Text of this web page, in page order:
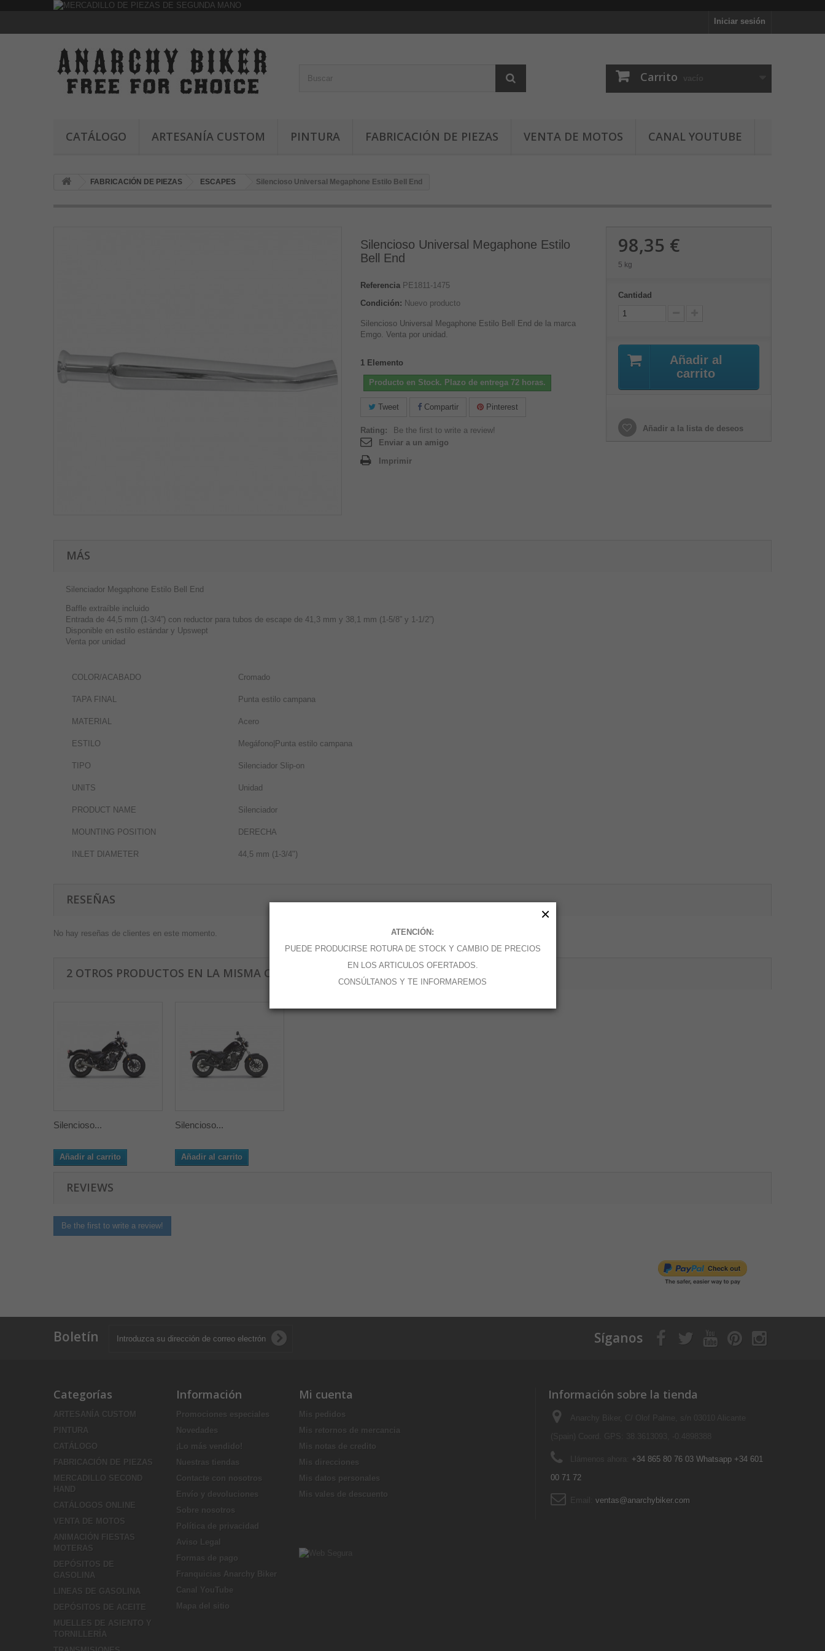
Iniciar sesión
Carrito vacío
CATÁLOGO ARTESANÍA CUSTOM PINTURA FABRICACIÓN DE PIEZAS VENTA DE MOTOS CANAL YOUTUBE
FABRICACIÓN DE PIEZAS ESCAPES Silencioso Universal Megaphone Estilo Bell End
Silencioso Universal Megaphone Estilo
Bell End
Referencia PE1811-1475
Condición: Nuevo producto
Silencioso Universal Megaphone Estilo Bell End de la marca
Emgo. Venta por unidad.
1 Elemento
Producto en Stock. Plazo de entrega 72 horas.
Tweet Compartir Pinterest
Rating:
Be the first to write a review!
Enviar a un amigo
Imprimir
98,35 €
5 kg
Cantidad
Añadir al
carrito
Añadir a la lista de deseos
MÁS
Silenciador Megaphone Estilo Bell End
Baffle extraíble incluido
Entrada de 44,5 mm (1-3/4”) con reductor para tubos de escape de 41,3 mm y 38,1 mm (1-5/8” y 1-1/2”)
Disponible en estilo estándar y Upswept
Venta por unidad
COLOR/ACABADO Cromado
TAPA FINAL Punta estilo campana
MATERIAL Acero
ESTILO Megáfono|Punta estilo campana
TIPO Silenciador Slip-on
UNITS Unidad
PRODUCT NAME Silenciador
MOUNTING POSITION DERECHA
INLET DIAMETER 44,5 mm (1-3/4")
RESEÑAS
No hay reseñas de clientes en este momento.
2 OTROS PRODUCTOS EN LA MISMA CATEGORÍA:
Silencioso...
Añadir al carrito
Silencioso...
Añadir al carrito
REVIEWS
Be the first to write a review!
Boletín Síganos
Categorías
ARTESANÍA CUSTOM
PINTURA
CATÁLOGO
FABRICACIÓN DE PIEZAS
MERCADILLO SECOND
HAND
CATÁLOGOS ONLINE
VENTA DE MOTOS
ANIMACIÓN FIESTAS
MOTERAS
DEPÓSITOS DE
GASOLINA
LINEAS DE GASOLINA
DEPÓSITOS DE ACEITE
MUELLES DE ASIENTO Y
TORNILLERÍA
Información
Promociones especiales
Novedades
¡Lo más vendido!
Nuestras tiendas
Contacte con nosotros
Envío y devoluciones
Sobre nosotros
Política de privacidad
Aviso Legal
Formas de pago
Franquicias Anarchy Biker
Canal YouTube
Mapa del sitio
Mi cuenta
Mis pedidos
Mis retornos de mercancia
Mis notas de credito
Mis direcciones
Mis datos personales
Mis vales de descuento
Información sobre la tienda
+34 865 80 76 03 Whatsapp +34 601
00 71 72
ventas@anarchybiker.com
ATENCIÓN:
PUEDE PRODUCIRSE ROTURA DE STOCK Y CAMBIO DE PRECIOS
EN LOS ARTICULOS OFERTADOS.
CONSÚLTANOS Y TE INFORMAREMOS
×